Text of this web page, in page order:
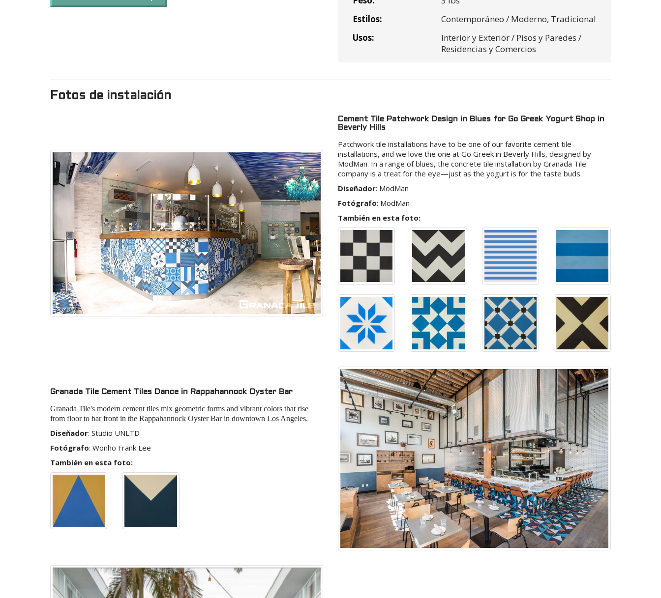
Costo Envio:
Estilos:
Contemporáneo / Moderno, Tradicional
Usos:
Interior y Exterior / Pisos y Paredes /
Residencias y Comercios
Fotos de instalación
Cement Tile Patchwork Design in Blues for Go Greek Yogurt Shop in
Beverly Hills
Patchwork tile installations have to be one of our favorite cement tile
installations, and we love the one at Go Greek in Beverly Hills, designed by
ModMan. In a range of blues, the concrete tile installation by Granada Tile
company is a treat for the eye—just as the yogurt is for the taste buds.
Diseñador: ModMan
Fotógrafo: ModMan
También en esta foto:
Granada Tile Cement Tiles Dance in Rappahannock Oyster Bar
Granada Tile's modern cement tiles mix geometric forms and vibrant colors that rise
from floor to bar front in the Rappahannock Oyster Bar in downtown Los Angeles.
Diseñador: Studio UNLTD
Fotógrafo: Wonho Frank Lee
También en esta foto: